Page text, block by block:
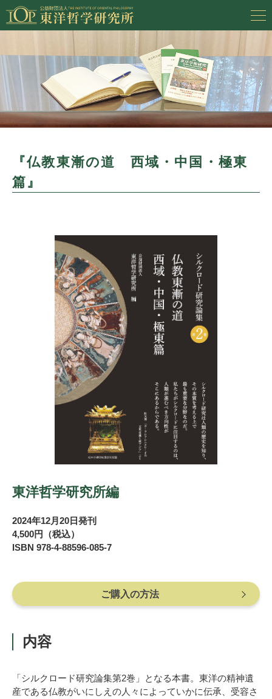
『仏教東漸の道 西域・中国・極東
篇』
東洋哲学研究所編
2024年12月20日発刊
4,500円（税込）
ISBN 978-4-88596-085-7
ご購入の方法
内容
「シルクロード研究論集第2巻」となる本書。東洋の精神遺
産である仏教がいにしえの人々によっていかに伝承、受容さ